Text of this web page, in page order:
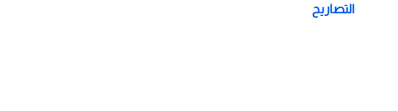
التصاريح